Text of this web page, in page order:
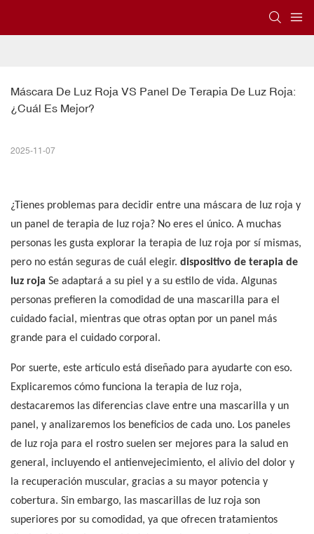
Máscara De Luz Roja VS Panel De Terapia De Luz Roja:
¿Cuál Es Mejor?
2025-11-07
¿Tienes problemas para decidir entre una máscara de luz roja y
un panel de terapia de luz roja? No eres el único. A muchas
personas les gusta explorar la terapia de luz roja por sí mismas,
pero no están seguras de cuál elegir. dispositivo de terapia de
luz roja Se adaptará a su piel y a su estilo de vida. Algunas
personas prefieren la comodidad de una mascarilla para el
cuidado facial, mientras que otras optan por un panel más
grande para el cuidado corporal.
Por suerte, este artículo está diseñado para ayudarte con eso.
Explicaremos cómo funciona la terapia de luz roja,
destacaremos las diferencias clave entre una mascarilla y un
panel, y analizaremos los beneficios de cada uno. Los paneles
de luz roja para el rostro suelen ser mejores para la salud en
general, incluyendo el antienvejecimiento, el alivio del dolor y
la recuperación muscular, gracias a su mayor potencia y
cobertura. Sin embargo, las mascarillas de luz roja son
superiores por su comodidad, ya que ofrecen tratamientos